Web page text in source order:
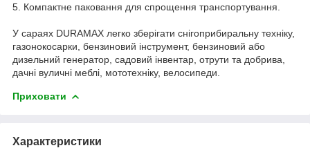
5. Компактне паковання для спрощення транспортування.
У сараях DURAMAX легко зберігати снігоприбиральну техніку,
газонокосарки, бензиновий інструмент, бензиновий або
дизельний генератор, садовий інвентар, отрути та добрива,
дачні вуличні меблі, мототехніку, велосипеди.
Приховати
Характеристики